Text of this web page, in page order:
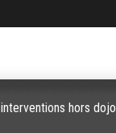
interventions hors dojo